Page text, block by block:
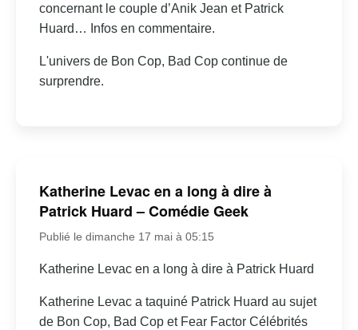
concernant le couple d’Anik Jean et Patrick
Huard… Infos en commentaire.
L'univers de Bon Cop, Bad Cop continue de
surprendre.
Katherine Levac en a long à dire à
Patrick Huard – Comédie Geek
Publié le dimanche 17 mai à 05:15
Katherine Levac en a long à dire à Patrick Huard
Katherine Levac a taquiné Patrick Huard au sujet
de Bon Cop, Bad Cop et Fear Factor Célébrités